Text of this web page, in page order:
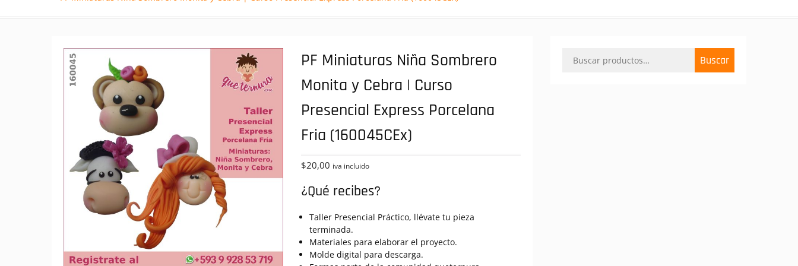
PF Miniaturas Niña Sombrero
Monita y Cebra | Curso
Presencial Express Porcelana
Fria (160045CEx)
$20,00 iva incluido
¿Qué recibes?
Taller Presencial Práctico, llévate tu pieza
terminada.
Materiales para elaborar el proyecto.
Molde digital para descarga.
por:
Buscar